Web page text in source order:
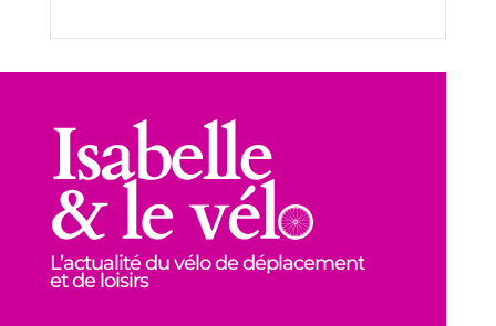
L’actualité du vélo de déplacement
et de loisirs